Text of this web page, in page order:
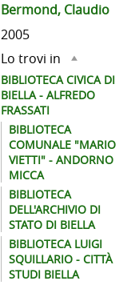
Bermond, Claudio
2005
Lo trovi in
BIBLIOTECA CIVICA DI
BIELLA - ALFREDO
FRASSATI
BIBLIOTECA
COMUNALE "MARIO
VIETTI" - ANDORNO
MICCA
BIBLIOTECA
DELL'ARCHIVIO DI
STATO DI BIELLA
BIBLIOTECA LUIGI
SQUILLARIO - CITTÀ
STUDI BIELLA